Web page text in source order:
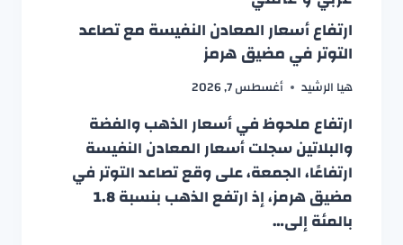
ارتفاع أسعار المعادن النفيسة مع تصاعد
التوتر في مضيق هرمز
هيا الرشيد أغسطس 7, 2026
ارتفاع ملحوظ في أسعار الذهب والفضة
والبلاتين سجلت أسعار المعادن النفيسة
ارتفاعًا، الجمعة، على وقع تصاعد التوتر في
مضيق هرمز، إذ ارتفع الذهب بنسبة 1.8
بالمئة إلى…